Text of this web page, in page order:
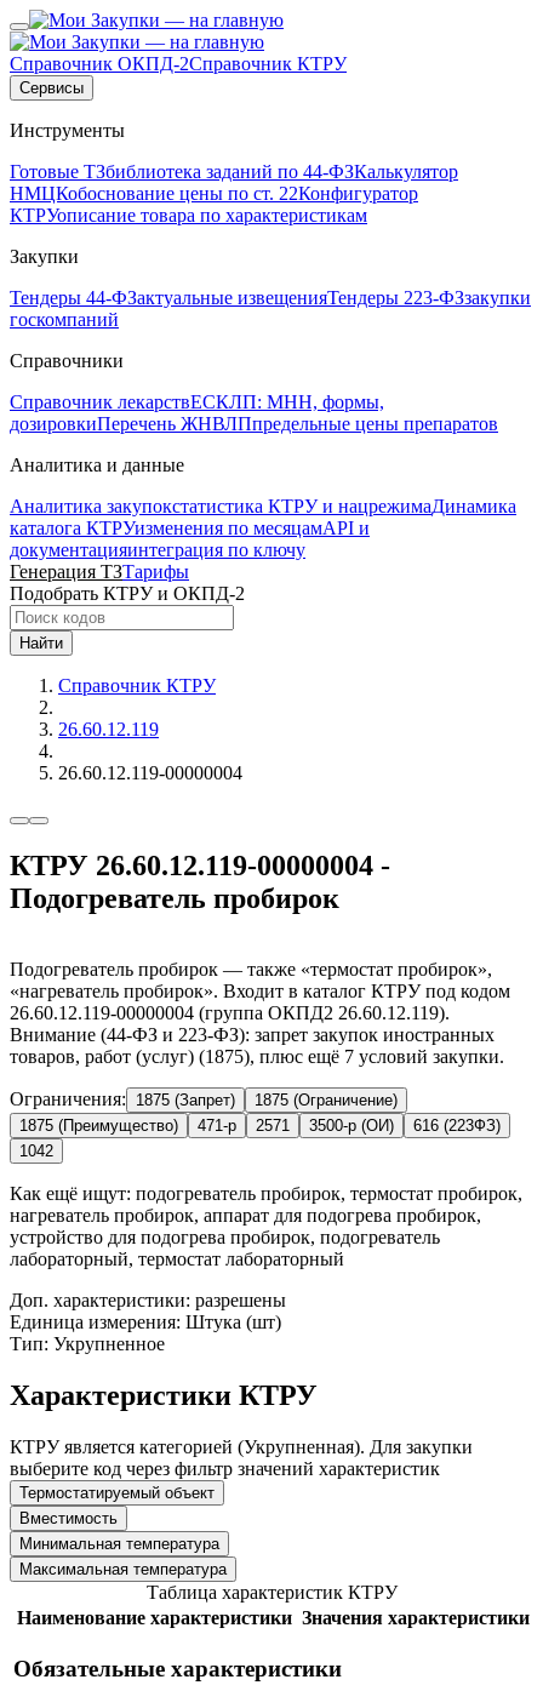
Справочник ОКПД-2Справочник КТРУ
Сервисы
Инструменты
Готовые ТЗбиблиотека заданий по 44-ФЗКалькулятор
НМЦКобоснование цены по ст. 22Конфигуратор
КТРУописание товара по характеристикам
Закупки
Тендеры 44-ФЗактуальные извещенияТендеры 223-ФЗзакупки
госкомпаний
Справочники
Справочник лекарствЕСКЛП: МНН, формы,
дозировкиПеречень ЖНВЛПпредельные цены препаратов
Аналитика и данные
Аналитика закупокстатистика КТРУ и нацрежимаДинамика
каталога КТРУизменения по месяцамAPI и
документацияинтеграция по ключу
Генерация ТЗТарифы
Подобрать КТРУ и ОКПД-2
Найти
Справочник КТРУ
26.60.12.119
26.60.12.119-00000004
КТРУ 26.60.12.119-00000004 -
Подогреватель пробирок
Подогреватель пробирок — также «термостат пробирок»,
«нагреватель пробирок». Входит в каталог КТРУ под кодом
26.60.12.119-00000004 (группа ОКПД2 26.60.12.119).
Внимание (44-ФЗ и 223-ФЗ): запрет закупок иностранных
товаров, работ (услуг) (1875), плюс ещё 7 условий закупки.
Ограничения: 1875 (Запрет)
1875 (Ограничение)
1875 (Преимущество)
471-р 2571 3500-р (ОИ)
616 (223ФЗ)
1042
Как ещё ищут: подогреватель пробирок, термостат пробирок,
нагреватель пробирок, аппарат для подогрева пробирок,
устройство для подогрева пробирок, подогреватель
лабораторный, термостат лабораторный
Доп. характеристики: разрешены
Единица измерения: Штука (шт)
Тип: Укрупненное
Характеристики КТРУ
КТРУ является категорией (Укрупненная). Для закупки
выберите код через фильтр значений характеристик
Термостатируемый объект
Вместимость
Минимальная температура
Максимальная температура
Таблица характеристик КТРУ
Наименование характеристики Значения характеристики
Обязательные характеристики